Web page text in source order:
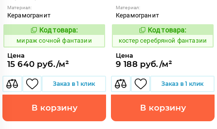
Материал:
Керамогранит
996362
Код товара:
мираж сочной фантазии
Цена
15 640 руб./м²
Заказ в 1 клик
В корзину
Материал:
Керамогранит
807612
Код товара:
костер серебряной фантазии
Цена
9 188 руб./м²
Заказ в 1 клик
В корзину